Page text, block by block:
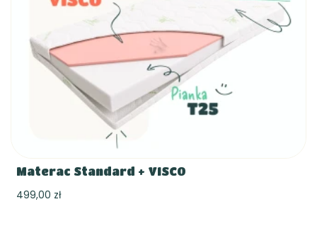
Materac Standard + VISCO
499,00 zł